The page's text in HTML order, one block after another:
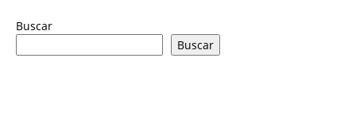
Buscar
Buscar